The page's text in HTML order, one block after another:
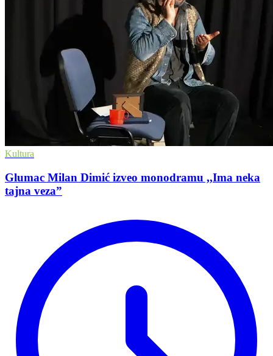
Kultura
Glumac Milan Dimić izveo monodramu ,,Ima neka
tajna veza”